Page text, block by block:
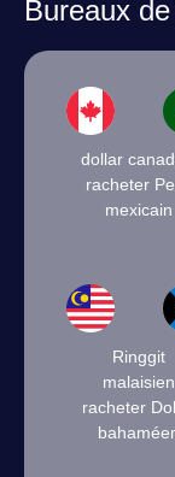
Bureaux
dollar
racheter
mexicain
Ringgit
malaisien
racheter